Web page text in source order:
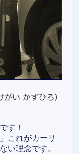
す！
これがカーリ
い理念です。